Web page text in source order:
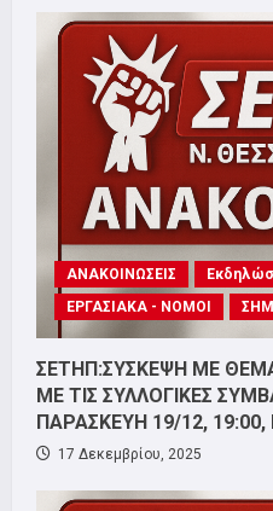
ΑΝΑΚΟΙΝΩΣΕΙΣ
ΕΡΓΑΣΙΑΚΑ - ΝΟΜΟΙ
ΣΕΤΗΠ:ΣΥΣΚΕΨΗ ΜΕ ΘΕΜΑ
ΜΕ ΤΙΣ ΣΥΛΛΟΓΙΚΕΣ
ΠΑΡΑΣΚΕΥΗ 19/12,
17 Δεκεμβρίου, 2025